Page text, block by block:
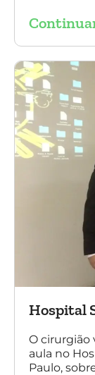
de cirurgia
Amato e
Hospital
O cirurgião
aula no
Paulo,